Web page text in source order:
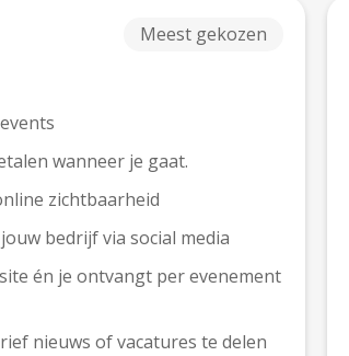
Meest gekozen
wanneer je gaat.
zichtbaarheid
bedrijf via social media
én je ontvangt per evenement
nieuws of vacatures te delen